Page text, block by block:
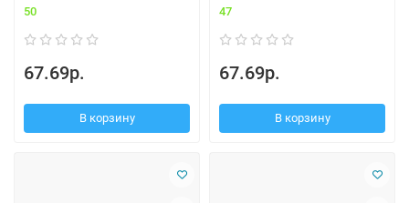
50
67.69р.
В корзину
47
67.69р.
В корзину